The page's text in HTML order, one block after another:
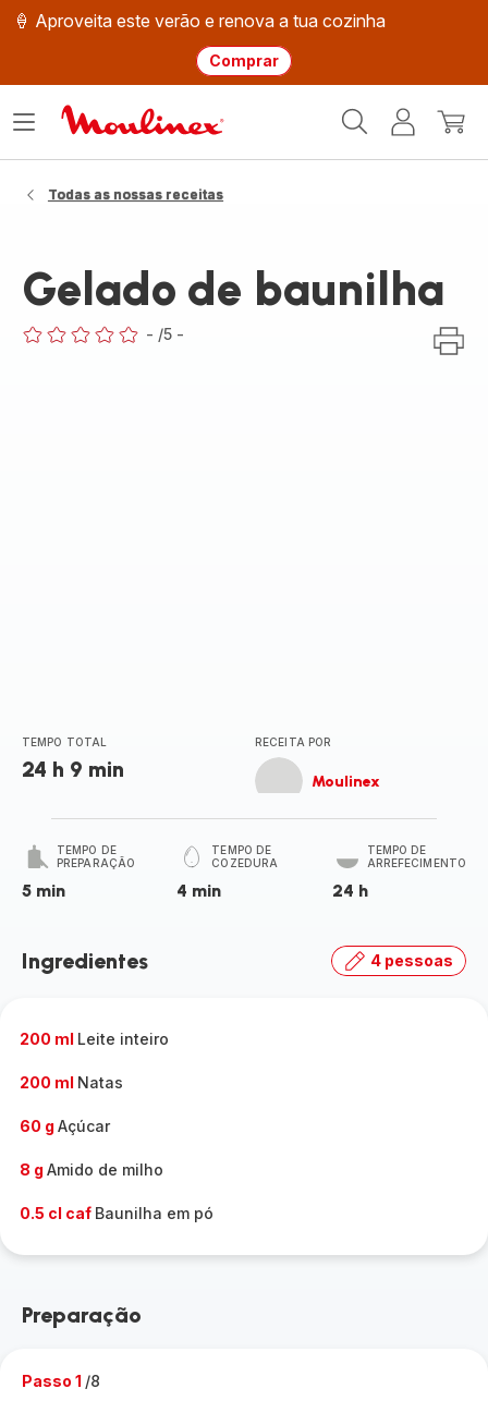
🍦 Aproveita este verão e renova a tua cozinha
Comprar
Moulinex
O
Abrir
Todas as nossas receitas
Gelado de baunilha
- /5 -
TEMPO TOTAL
24 h 9 min
RECEITA POR
Moulinex
TEMPO DE
PREPARAÇÃO
5 min
TEMPO DE
COZEDURA
4 min
TEMPO DE
ARREFECIMENTO
24 h
Ingredientes 4 pessoas
200 ml Leite inteiro
200 ml Natas
60 g Açúcar
8 g Amido de milho
0.5 cl caf Baunilha em pó
Preparação
Passo 1 /8